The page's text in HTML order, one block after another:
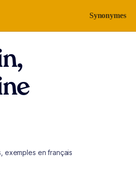
Synonymes
exemples en français